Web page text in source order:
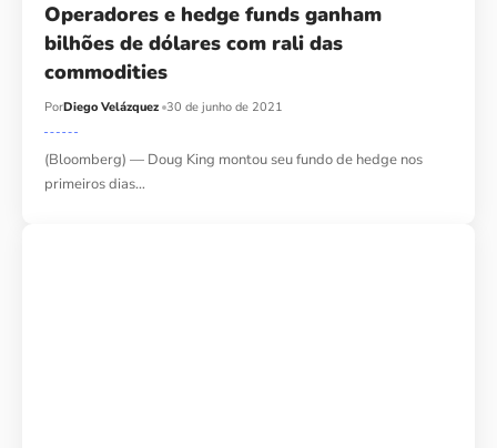
Operadores e hedge funds ganham
bilhões de dólares com rali das
commodities
PorDiego Velázquez 30 de junho de 2021
(Bloomberg) — Doug King montou seu fundo de hedge nos
primeiros dias…